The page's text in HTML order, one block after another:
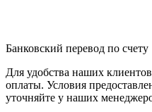
Банковский перевод по счету
Для удобства наших
оплаты. Условия
уточняйте у наших